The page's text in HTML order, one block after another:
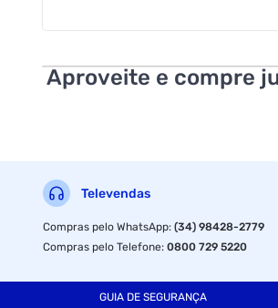
Aproveite e compre
Televendas
Compras pelo WhatsApp:(34) 98428-2779
Compras pelo Telefone:0800 729 5220
GUIA DE SEGURANÇA